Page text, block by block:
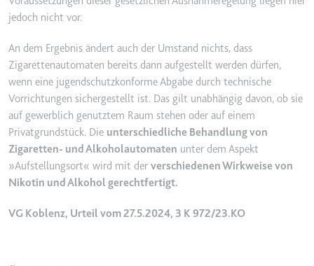
Anbieter:
Zweck:
Wird verwendet, um die Effizienz
der Werbeaktivitäten der Website
zu messen, indem Daten über die
Conversion-Rate der Anzeigen der
Website über mehrere Websites
hinweg gesammelt werden.
Ablauf:
3 Monate
jedoch nicht vor.
An dem Ergebnis ändert auch der Umstand nichts, dass
Zigarettenautomaten bereits dann aufgestellt werden dürfen,
wenn eine jugendschutzkonforme Abgabe durch technische
Vorrichtungen sichergestellt ist. Das gilt unabhängig davon, ob sie
auf gewerblich genutztem Raum stehen oder auf einem
Privatgrundstück. Die unterschiedliche Behandlung von
Zigaretten- und Alkoholautomaten unter dem Aspekt
»Aufstellungsort« wird mit der verschiedenen Wirkweise von
Nikotin und Alkohol gerechtfertigt.
VG Koblenz, Urteil vom 27.5.2024, 3 K 972/23.KO